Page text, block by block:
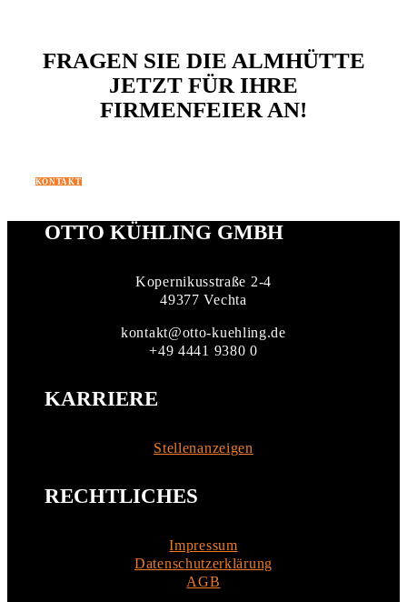
FRAGEN SIE DIE ALMHÜTTE
JETZT FÜR IHRE
FIRMENFEIER AN!
KONTAKT
OTTO KÜHLING GMBH
Kopernikusstraße 2-4
49377 Vechta
kontakt@otto-kuehling.de
+49 4441 9380 0
KARRIERE
Stellenanzeigen
RECHTLICHES
Impressum
Datenschutzerklärung
AGB